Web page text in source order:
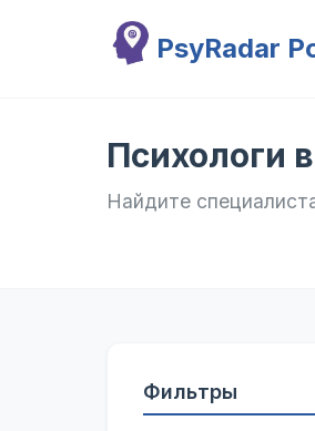
PsyRadar
Психологи
Найдите
Фильтры